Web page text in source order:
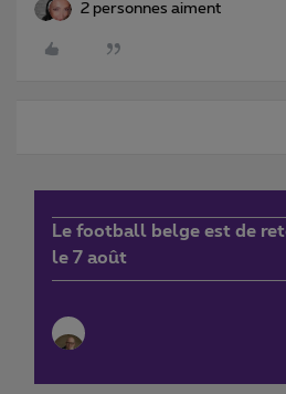
2 personnes aiment
Le football belge est de
le 7 août